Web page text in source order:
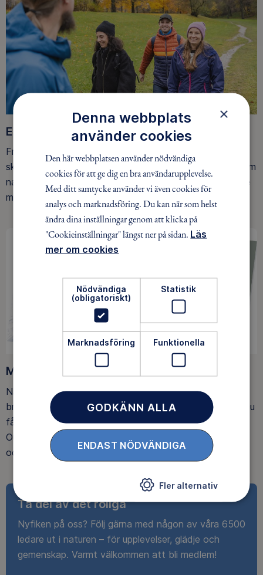
Ett friluftsliv för alla
Friluftsfrämjandet arbetar för att så många som möjligt
ska upptäcka den rörelseglädje och de hälsoeffekter som
naturen ger. Som medlem bidrar du också till vårt arbete
med att skydda allemansrätten.
Medlemsförmåner
När du blir medlem får du Magasin Friluftsliv i din
brevlåda, med tips, tester och inspirerande reportage. Du
får också fina rabatter, som upp till 25% rabatt på
Outnorth och 20 % rabatt på utvalda boenden och ski-
och spårpass hos Idre Fjäll.
Ta del av det roliga
Nyfiken på oss? Följ gärna med någon av våra 6500
ledare ut i naturen – för upplevelser, glädje och
gemenskap. Varmt välkommen att bli medlem!
×
Denna webbplats
använder cookies
Den här webbplatsen använder nödvändiga
cookies för att ge dig en bra användarupplevelse.
Med ditt samtycke använder vi även cookies för
analys och marknadsföring. Du kan när som helst
ändra dina inställningar genom att klicka på
"Cookieinställningar" längst ner på sidan. Läs
mer om cookies
Nödvändiga
(obligatoriskt)
Statistik
Marknadsföring Funktionella
GODKÄNN ALLA
ENDAST NÖDVÄNDIGA
Fler alternativ